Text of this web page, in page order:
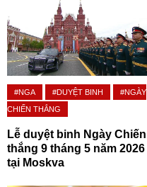
#NGA #DUYỆT BINH
#NGÀY
CHIẾN THẮNG
Lễ duyệt binh Ngày Chiến
thắng 9 tháng 5 năm 2026
tại Moskva